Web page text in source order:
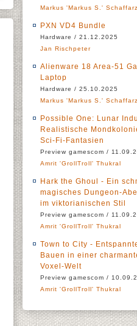
Markus 'Markus S.' Schaffarz
PXN VD4 Bundle
Hardware / 21.12.2025
Jan Rischpeter
Alienware 18 Area-51
Laptop
Hardware / 25.10.2025
Markus 'Markus S.' Schaffarz
Possible One: Lunar
Realistische
Sci-Fi-Fantasien
Preview gamescom /
Amrit 'GrollTroll' Thukral
Hark the Ghoul - Ein
magisches Dungeon-
im viktorianischen Stil
Preview gamescom /
Amrit 'GrollTroll' Thukral
Town to City -
Bauen in einer
Voxel-Welt
Preview gamescom /
Amrit 'GrollTroll' Thukral